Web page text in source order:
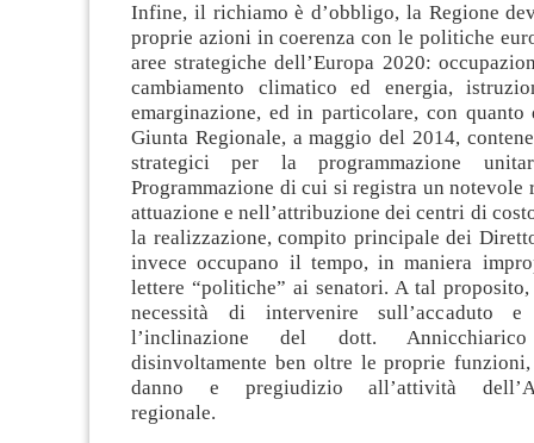
Infine, il richiamo è d’obbligo, la Regione
proprie azioni in coerenza con le politiche
aree strategiche dell’Europa 2020:
cambiamento climatico ed energia,
emarginazione, ed in particolare, con quanto
Giunta Regionale, a maggio del 2014,
strategici per la programmazione
Programmazione di cui si registra un notevole
attuazione e nell’attribuzione dei centri di
la realizzazione, compito principale dei
invece occupano il tempo, in maniera
lettere “politiche” ai senatori. A tal
necessità di intervenire sull’accaduto
l’inclinazione del dott.
disinvoltamente ben oltre le proprie funzioni,
danno e pregiudizio all’attività
regionale.